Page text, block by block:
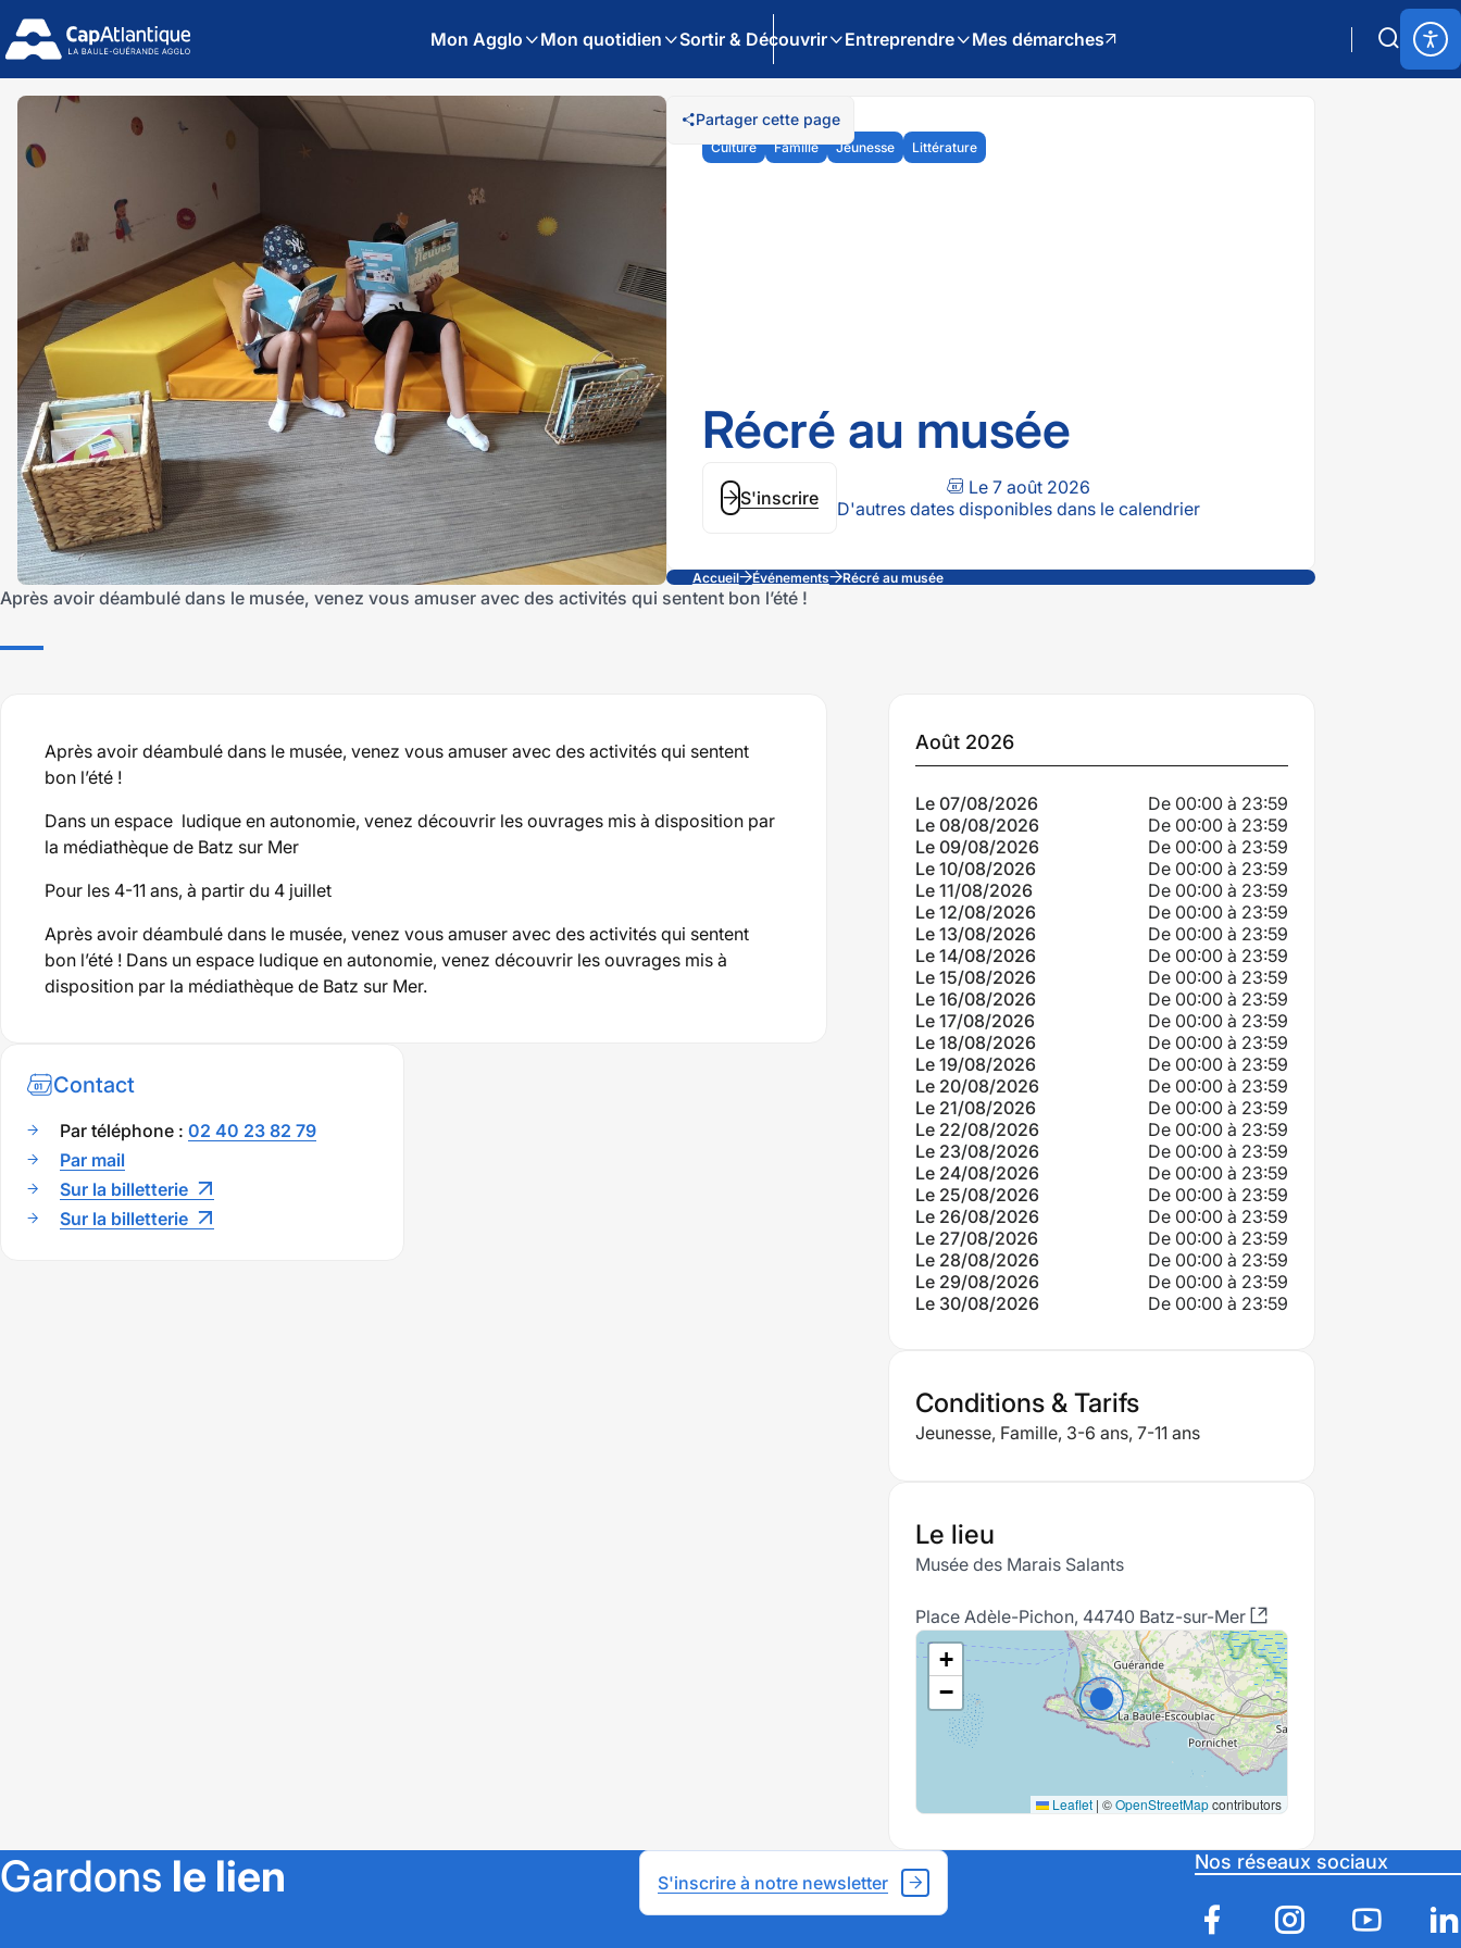
Mon Agglo Mon quotidien Sortir & Découvrir Entreprendre Mes démarches
Récré au musée
Culture Famille Jeunesse Littérature
S'inscrire
Le 7 août 2026
D'autres dates disponibles dans le calendrier
Partager cette page
Accueil Événements Récré au musée
Après avoir déambulé dans le musée, venez vous amuser avec des activités qui sentent bon l’été !
Après avoir déambulé dans le musée, venez vous amuser avec des activités qui sentent
bon l’été !
Dans un espace ludique en autonomie, venez découvrir les ouvrages mis à disposition par
la médiathèque de Batz sur Mer
Pour les 4-11 ans, à partir du 4 juillet
Après avoir déambulé dans le musée, venez vous amuser avec des activités qui sentent
bon l’été ! Dans un espace ludique en autonomie, venez découvrir les ouvrages mis à
disposition par la médiathèque de Batz sur Mer.
Contact
Par téléphone : 02 40 23 82 79
Par mail
Sur la billetterie
Sur la billetterie
Dates
importantes
à
venir
Août 2026
Le 07/08/2026
De 00:00 à 23:59
Le 08/08/2026
De 00:00 à 23:59
Le 09/08/2026
De 00:00 à 23:59
Le 10/08/2026
De 00:00 à 23:59
Le 11/08/2026
De 00:00 à 23:59
Le 12/08/2026
De 00:00 à 23:59
Le 13/08/2026
De 00:00 à 23:59
Le 14/08/2026
De 00:00 à 23:59
Le 15/08/2026
De 00:00 à 23:59
Le 16/08/2026
De 00:00 à 23:59
Le 17/08/2026
De 00:00 à 23:59
Le 18/08/2026
De 00:00 à 23:59
Le 19/08/2026
De 00:00 à 23:59
Le 20/08/2026
De 00:00 à 23:59
Le 21/08/2026
De 00:00 à 23:59
Le 22/08/2026
De 00:00 à 23:59
Le 23/08/2026
De 00:00 à 23:59
Le 24/08/2026
De 00:00 à 23:59
Le 25/08/2026
De 00:00 à 23:59
Le 26/08/2026
De 00:00 à 23:59
Le 27/08/2026
De 00:00 à 23:59
Le 28/08/2026
De 00:00 à 23:59
Le 29/08/2026
De 00:00 à 23:59
Le 30/08/2026
De 00:00 à 23:59
Conditions & Tarifs
Jeunesse, Famille, 3-6 ans, 7-11 ans
Le lieu
Musée des Marais Salants
Place Adèle-Pichon, 44740 Batz-sur-Mer
+
−
Leaflet | ©OpenStreetMapcontributors
Gardons le lien S'inscrire à notre newsletter
Nos réseaux sociaux